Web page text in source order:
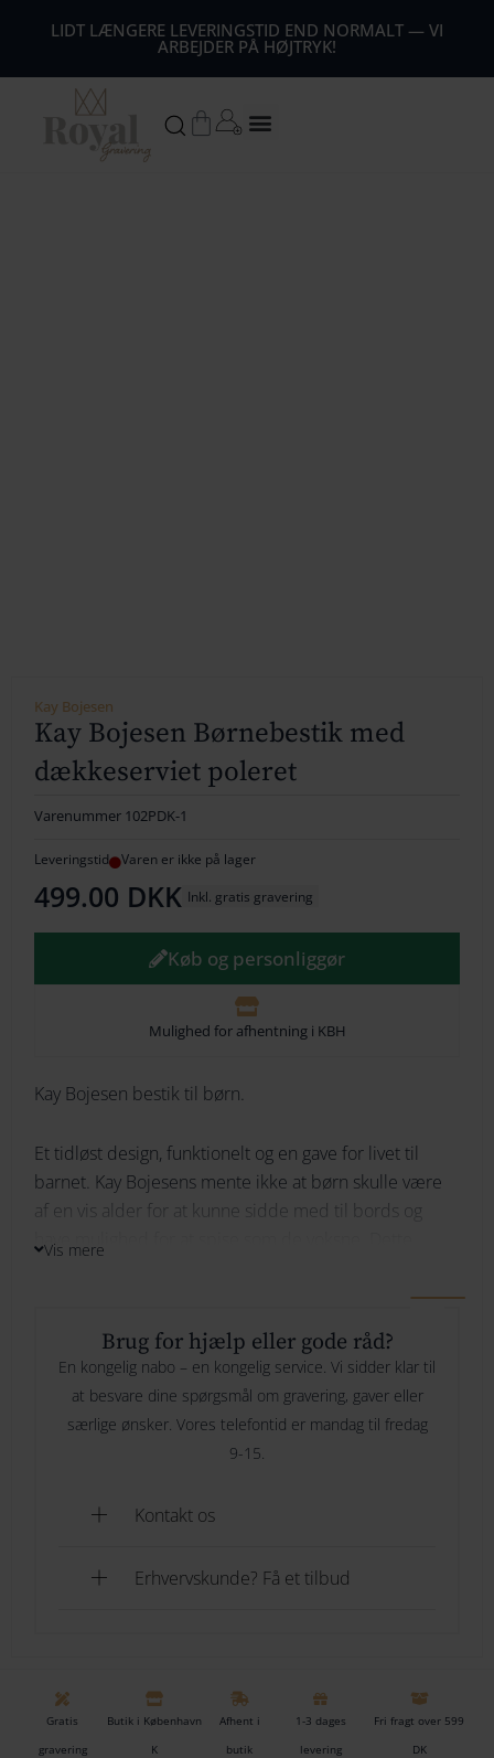
LIDT LÆNGERE LEVERINGSTID END NORMALT — VI
ARBEJDER PÅ HØJTRYK!
Kurv
54
294
Kay Bojesen
Kay Bojesen Børnebestik med
dækkeserviet poleret
Varenummer 102PDK-1
Leveringstid Varen er ikke på lager
499.00 DKK Inkl. gratis gravering
Køb og personliggør
Mulighed for afhentning i KBH
Bliv underrettet
Kay Bojesen bestik til børn.
Et tidløst design, funktionelt og en gave for livet til
barnet. Kay Bojesens mente ikke at børn skulle være
af en vis alder for at kunne sidde med til bords og
have mulighed for at spise som de voksne. Dette
Personliggør bestikket og få graveret navn og evt dato
Dette sæt er i poleret stål.
Se også den fine fanebære
Vis mere
Brug for hjælp eller gode råd?
En kongelig nabo – en kongelig service. Vi sidder klar til
at besvare dine spørgsmål om gravering, gaver eller
særlige ønsker. Vores telefontid er mandag til fredag
9-15.
Kontakt os
Erhvervskunde? Få et tilbud
Gratis
gravering
Butik i København
K
Afhent i
butik
1-3 dages
levering
Fri fragt over 599
DK